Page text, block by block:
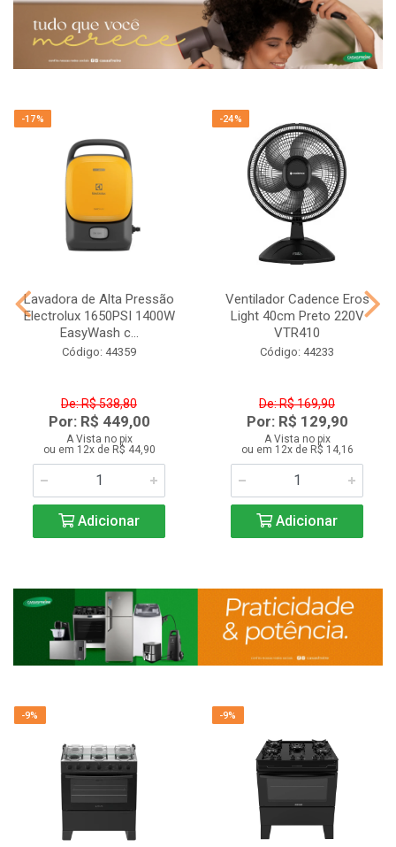
-17%
Lavadora de Alta Pressão
Electrolux 1650PSI 1400W
EasyWash c...
Código: 44359
De: R$ 538,80
Por: R$ 449,00
A Vista no pix
ou em 12x de R$ 44,90
Adicionar
-24%
Ventilador Cadence Eros
Light 40cm Preto 220V
VTR410
Código: 44233
De: R$ 169,90
Por: R$ 129,90
A Vista no pix
ou em 12x de R$ 14,16
Adicionar
-9% -9%